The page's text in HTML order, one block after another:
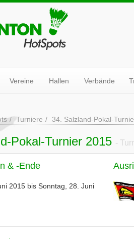
Vereine Hallen Verbände
Turniere 34. Salzland-Pokal-
Pokal-Turnier 2015 -
& -Ende
2015 bis Sonntag, 28. Juni